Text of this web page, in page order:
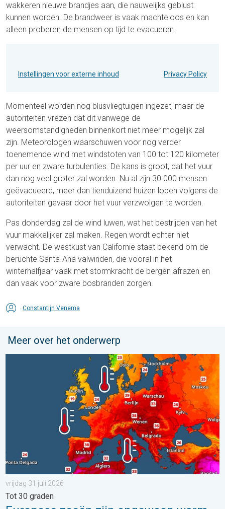
wakkeren nieuwe brandjes aan, die nauwelijks geblust
kunnen worden. De brandweer is vaak machteloos en kan
alleen proberen de mensen op tijd te evacueren.
Instellingen voor externe inhoud Privacy Policy
Momenteel worden nog blusvliegtuigen ingezet, maar de
autoriteiten vrezen dat dit vanwege de
weersomstandigheden binnenkort niet meer mogelijk zal
zijn. Meteorologen waarschuwen voor nog verder
toenemende wind met windstoten van 100 tot 120 kilometer
per uur en zware turbulenties. De kans is groot, dat het vuur
dan nog veel groter zal worden. Nu al zijn 30.000 mensen
geëvacueerd, meer dan tienduizend huizen lopen volgens de
autoriteiten gevaar door het vuur verzwolgen te worden.
Pas donderdag zal de wind luwen, wat het bestrijden van het
vuur makkelijker zal maken. Regen wordt echter niet
verwacht. De westkust van Californië staat bekend om de
beruchte Santa-Ana valwinden, die vooral in het
winterhalfjaar vaak met stormkracht de bergen afrazen en
dan vaak voor zware bosbranden zorgen.
Constantijn Venema
Meer over het onderwerp
Europese zeeën zijn ongewoon warm. Tot 30 graden. . .
vrijdag 31 juli 2026
Tot 30 graden